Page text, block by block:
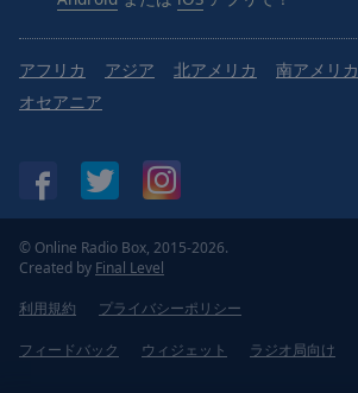
アフリカ アジア 北アメリカ 南アメリカ
オセアニア
© Online Radio Box, 2015-2026.
Created by Final Level
利用規約
プライバシーポリシー
フィードバック ウィジェット ラジオ局向け